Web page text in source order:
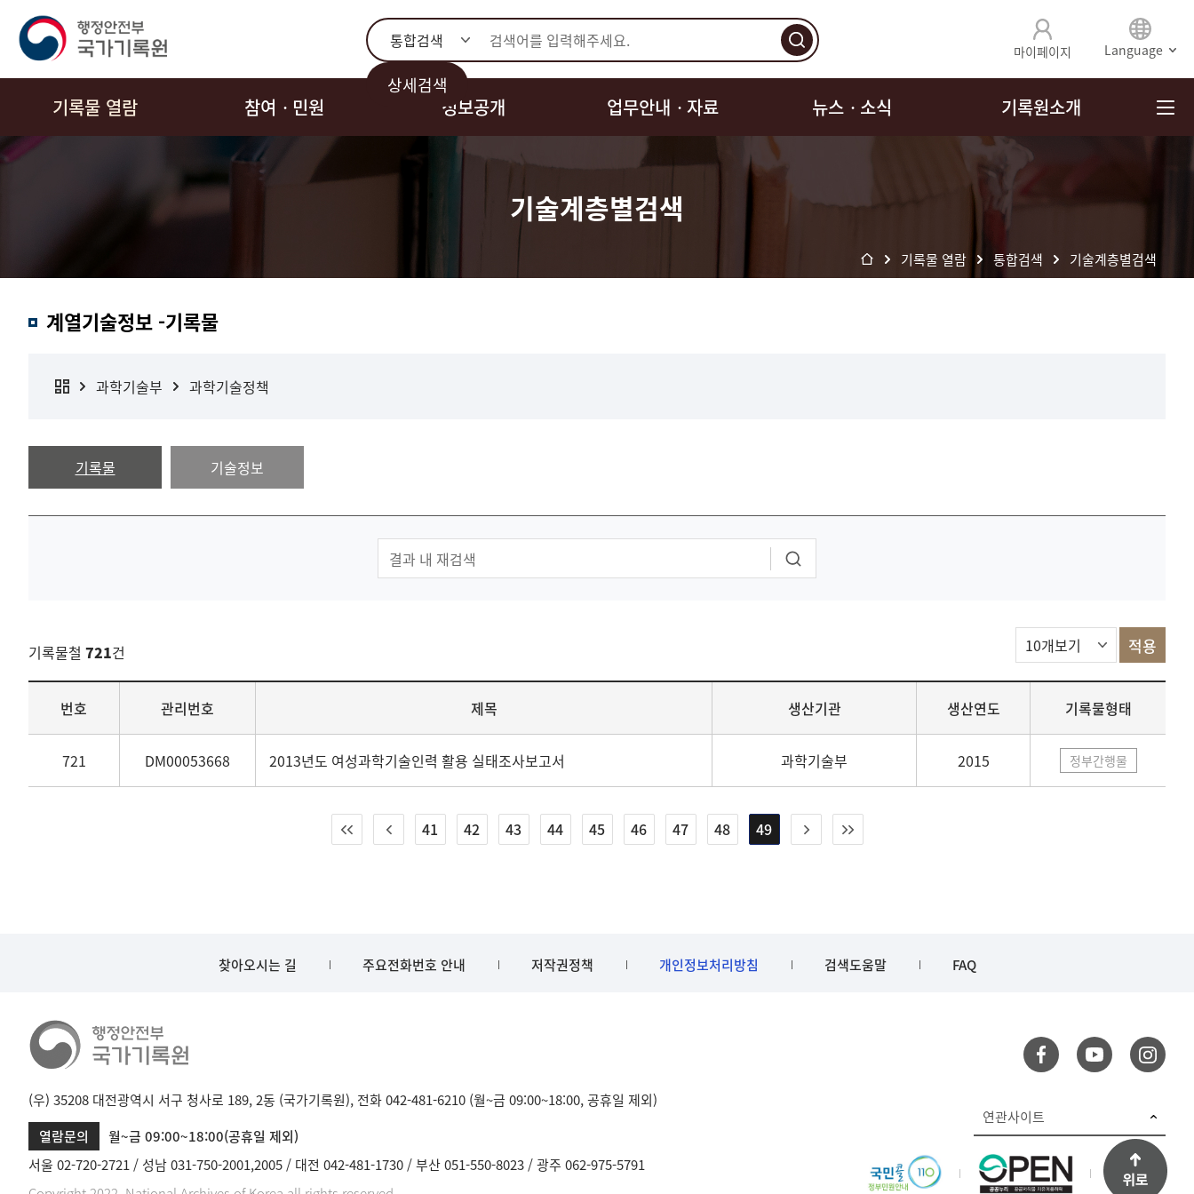
통합검색
상세검색
마이페이지 Language
기록물 열람 참여ㆍ민원 정보공개 업무안내ㆍ자료 뉴스ㆍ소식 기록원소개
기술계층별검색
기록물 열람 통합검색 기술계층별검색
계열기술정보 -기록물
과학기술부 과학기술정책
기록물 기술정보
기록물철 721건
번호 관리번호 제목 생산기관 생산연도 기록물형태
721 DM00053668 2013년도 여성과학기술인력 활용 실태조사보고서 과학기술부 2015 정부간행물
41 42 43 44 45 46 47 48 49
찾아오시는 길 주요전화번호 안내 저작권정책 개인정보처리방침 검색도움말 FAQ
(우) 35208 대전광역시 서구 청사로 189, 2동 (국가기록원), 전화 042-481-6210 (월~금 09:00~18:00, 공휴일 제외)
열람문의
월~금 09:00~18:00(공휴일 제외)
서울 02-720-2721
성남 031-750-2001,2005 대전 042-481-1730 부산 051-550-8023
광주 062-975-5791
연관사이트